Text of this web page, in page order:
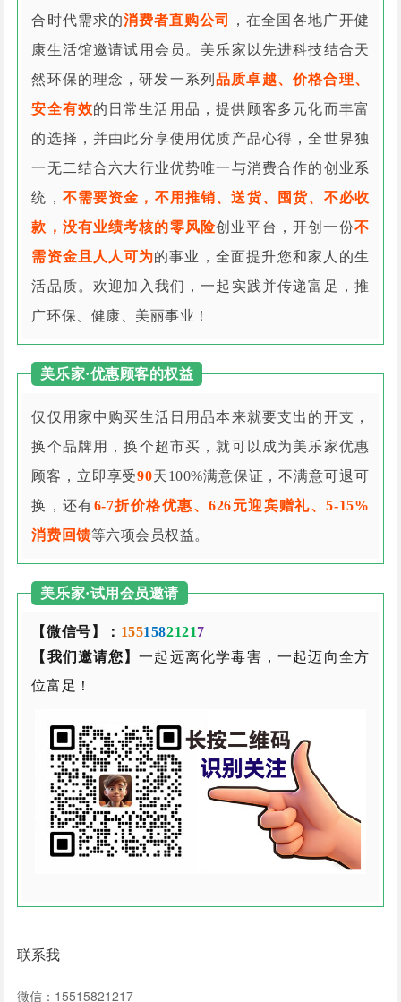
合时代需求的消费者直购公司
，在全国各地广开健
康生活馆邀请试用会员。美乐家以先进科技结合天
然环保的理念，研发一系列 品质卓越、价格合理、
安全有效的日常生活用品，提供顾客多元化而丰富
的选择，并由此分享使用优质产品心得，全世界独
一无二结合六大行业优势唯一与消费合作的创业系
统， 不需要资金，不用推销、送货、囤货、不必收
款，没有业绩考核的零风险创业平台，开创一份不
需资金且人人可为的事业，全面提升您和家人的生
活品质。欢迎加入我们，一起实践并传递富足，推
广环保、健康、美丽事业！
美乐家·优惠顾客的权益
仅仅用家中购买生活日用品本来就要支出的开支，
换个品牌用，换个超市买，就可以成为美乐家优惠
顾客，立即享受90天100%满意保证，不满意可退可
换，还有6-7折价格优惠、626元迎宾赠礼、5-15%
消费回馈等六项会员权益。
美乐家·试用会员邀请
【微信号】： 15515821217
【我们邀请您】一起远离化学毒害，一起迈向全方
位富足！
联系我
微信：15515821217